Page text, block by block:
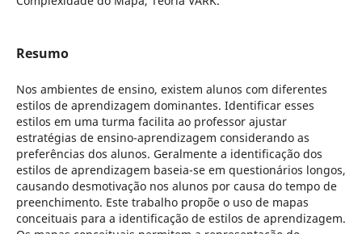
Resumo
Nos ambientes de ensino, existem alunos com diferentes
estilos de aprendizagem dominantes. Identificar esses
estilos em uma turma facilita ao professor ajustar
estratégias de ensino-aprendizagem considerando as
preferências dos alunos. Geralmente a identificação dos
estilos de aprendizagem baseia-se em questionários longos,
causando desmotivação nos alunos por causa do tempo de
preenchimento. Este trabalho propõe o uso de mapas
conceituais para a identificação de estilos de aprendizagem.